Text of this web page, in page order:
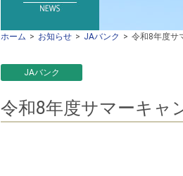
ホーム お知らせ JAバンク 令和8年度サ
JAバンク
令和8年度サマーキャ